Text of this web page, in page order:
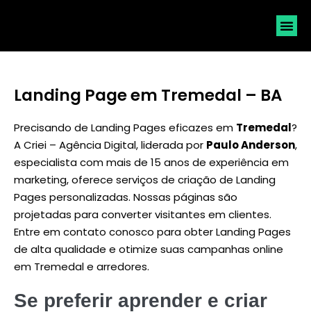
Landing Page em Tremedal – BA
Precisando de Landing Pages eficazes em Tremedal?
A Criei – Agência Digital, liderada por Paulo Anderson,
especialista com mais de 15 anos de experiência em
marketing, oferece serviços de criação de Landing
Pages personalizadas. Nossas páginas são
projetadas para converter visitantes em clientes.
Entre em contato conosco para obter Landing Pages
de alta qualidade e otimize suas campanhas online
em Tremedal e arredores.
Se preferir aprender e criar